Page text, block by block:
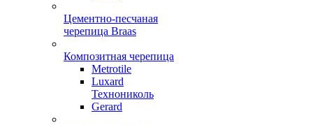
Цементно-песчаная
черепица Braas
Композитная черепица
Metrotile
Luxard
Технониколь
Gerard